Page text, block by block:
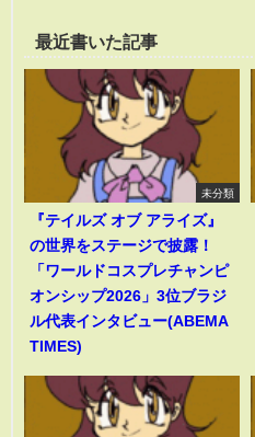
最近書いた記事
未分類
『テイルズ オブ アライズ』
の世界をステージで披露！
「ワールドコスプレチャンピ
オンシップ2026」3位ブラジ
ル代表インタビュー(ABEMA
TIMES)